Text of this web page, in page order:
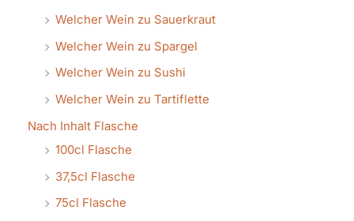
Welcher Wein zu Sauerkraut
Welcher Wein zu Spargel
Welcher Wein zu Sushi
Welcher Wein zu Tartiflette
Nach Inhalt Flasche
100cl Flasche
37,5cl Flasche
75cl Flasche